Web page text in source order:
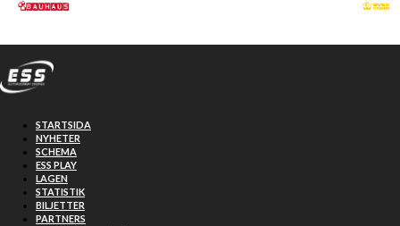
Hoppa till huvudinnehåll
STARTSIDA
NYHETER
SCHEMA
ESS PLAY
LAGEN
STATISTIK
BILJETTER
PARTNERS